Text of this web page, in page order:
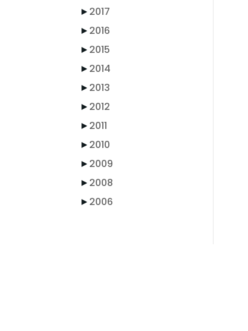
►2017
►2016
►2015
►2014
►2013
►2012
►2011
►2010
►2009
►2008
►2006